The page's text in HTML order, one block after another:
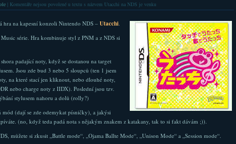
| Komentáře nejsou povolenéu textu s názvem Utacchi na NDS je venku
hra na kapesní konzoli Nintendo NDS – Utacchi.
série. Hra kombinuje styl z PNM a z NDS si
padající noty, když se dostanou na target
Jsou zde bud 3 nebo 5 sloupců (ten 1 jsem
na které stací jen kliknout, nebo dlouhé noty,
nebo charge noty z IIDX). Poslední jsou tzv.
stylusem nahoru a dolů (rolly?)
(dají se zde odemykat písničky), a jakýsi
(no, když teda padá nota s nějakým znakem z katakany, tak to si fakt dávám ;)).
můžete si zkusit „Battle mode“, „Ojama Ballte Mode“, „Unison Mode“ a „Session mode“.